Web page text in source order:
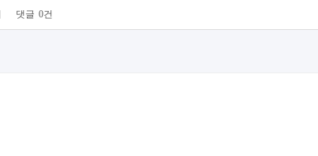
댓글 0건